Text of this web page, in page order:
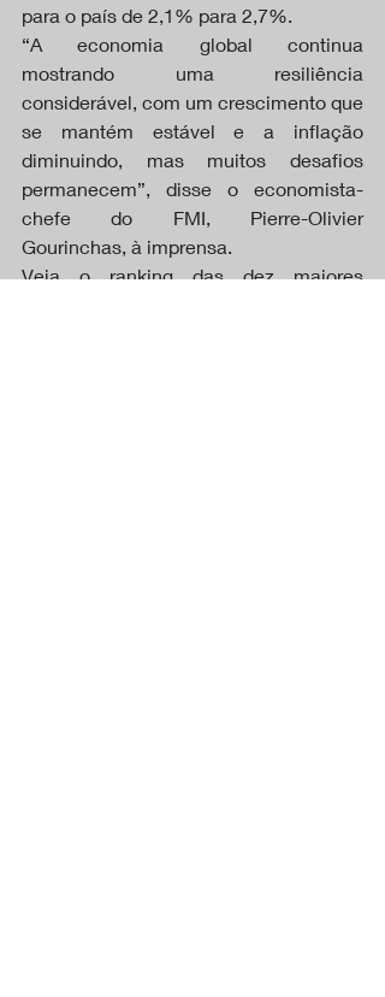
para o país de 2,1% para 2,7%.
“A economia global continua
mostrando uma resiliência
considerável, com um crescimento que
se mantém estável e a inflação
diminuindo, mas muitos desafios
permanecem”, disse o economista-
chefe do FMI, Pierre-Olivier
Gourinchas, à imprensa.
Veja o ranking das dez maiores